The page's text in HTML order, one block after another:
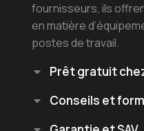
fournisseurs, ils
en matière
postes de travail.
Prêt gratuit
Conseils et